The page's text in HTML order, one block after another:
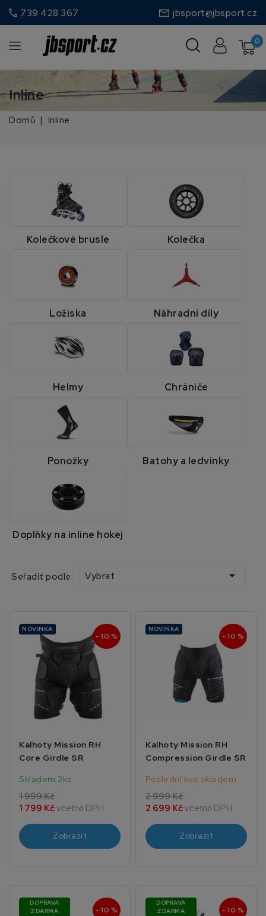
call 739 428 367 jbsport@jbsport.cz
0
Inline
Domů Inline
Kolečkové brusle Kolečka
Ložiska Náhradní díly
Helmy Chrániče
Ponožky Batohy a ledvinky
Doplňky na inline hokej
Seřadit podle: Vybrat 
NOVINKA
- 10 %
Kalhoty Mission RH
Core Girdle SR
Skladem 2ks
1 999 Kč
1 799 Kčvčetně DPH
Zobrazit
NOVINKA
- 10 %
Kalhoty Mission RH
Compression Girdle SR
Poslední kus skladem
2 999 Kč
2 699 Kčvčetně DPH
Zobrazit
DOPRAVA
ZDARMA
- 10 %
DOPRAVA
ZDARMA
- 10 %